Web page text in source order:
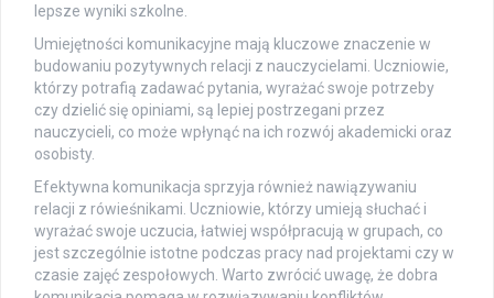
lepsze wyniki szkolne.
Umiejętności komunikacyjne mają kluczowe znaczenie w
budowaniu pozytywnych relacji z nauczycielami. Uczniowie,
którzy potrafią zadawać pytania, wyrażać swoje potrzeby
czy dzielić się opiniami, są lepiej postrzegani przez
nauczycieli, co może wpłynąć na ich rozwój akademicki oraz
osobisty.
Efektywna komunikacja sprzyja również nawiązywaniu
relacji z rówieśnikami. Uczniowie, którzy umieją słuchać i
wyrażać swoje uczucia, łatwiej współpracują w grupach, co
jest szczególnie istotne podczas pracy nad projektami czy w
czasie zajęć zespołowych. Warto zwrócić uwagę, że dobra